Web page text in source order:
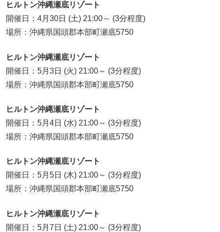
ヒルトン沖縄瀬底リゾート
開催日：4月30日 (土) 21:00～ (3分程度)
場所：沖縄県国頭郡本部町瀬底5750
ヒルトン沖縄瀬底リゾート
開催日：5月3日 (火) 21:00～ (3分程度)
場所：沖縄県国頭郡本部町瀬底5750
ヒルトン沖縄瀬底リゾート
開催日：5月4日 (水) 21:00～ (3分程度)
場所：沖縄県国頭郡本部町瀬底5750
ヒルトン沖縄瀬底リゾート
開催日：5月5日 (木) 21:00～ (3分程度)
場所：沖縄県国頭郡本部町瀬底5750
ヒルトン沖縄瀬底リゾート
開催日：5月7日 (土) 21:00～ (3分程度)